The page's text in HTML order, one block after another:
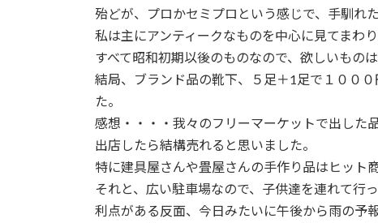
殆どが、プロかセミプロという感じで、手馴れた
私は主にアンティークなものを中心に見てまわり
すべて昭和初期以後のものなので、欲しいもの
結局、ブランド品の靴下、５足＋1足で１００
た。
感想・・・・我々のフリーマーケットで出した品
出店したら結構売れると思いました。
特に建具屋さんや畳屋さんの手作り品はヒット
それと、広い駐車場なので、子供達を連れて行
利点がある反面、今日みたいに午後から雨の予